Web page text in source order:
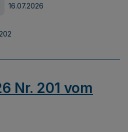
16.07.2026
202
Nr. 201 vom